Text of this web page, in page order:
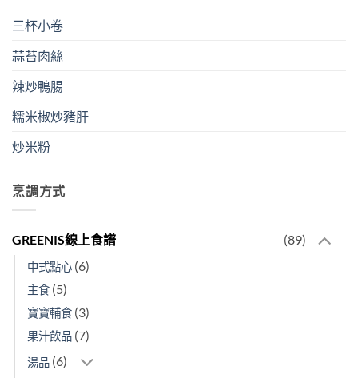
三杯小卷
蒜苔肉絲
辣炒鴨腸
糯米椒炒豬肝
炒米粉
烹調方式
GREENIS線上食譜 (89)
中式點心 (6)
主食 (5)
寶寶輔食 (3)
果汁飲品 (7)
湯品 (6)